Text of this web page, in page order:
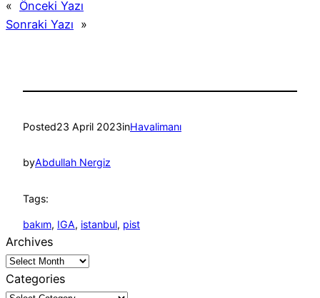
« Önceki Yazı
Sonraki Yazı »
Posted23 April 2023inHavalimanı
byAbdullah Nergiz
Tags:
bakım, IGA, istanbul, pist
Archives
Categories